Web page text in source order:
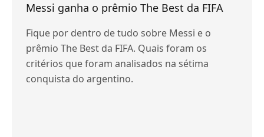
Messi ganha o prêmio The Best da FIFA
Fique por dentro de tudo sobre Messi e o
prêmio The Best da FIFA. Quais foram os
critérios que foram analisados na sétima
conquista do argentino.